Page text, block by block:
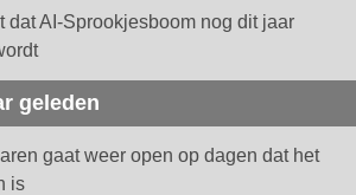
dat AI-Sprookjesboom nog dit jaar
geleden
gaat weer open op dagen dat het
is